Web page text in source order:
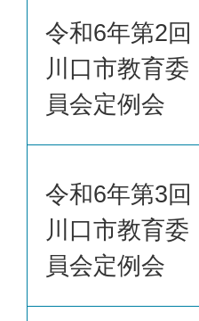
令和6年第2回
川口市教育委
員会定例会
令和6年第3回
川口市教育委
員会定例会